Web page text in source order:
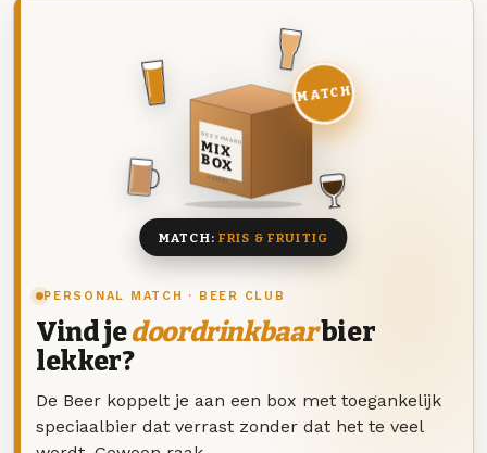
PERSONAL MATCH · BEER CLUB
Vind jedoordrinkbaarbier
lekker?
De Beer koppelt je aan een box met toegankelijk
speciaalbier dat verrast zonder dat het te veel
DEZE MAAND
MIX
BOX
8 BIEREN
MATCH
MATCH: FRIS & FRUITIG